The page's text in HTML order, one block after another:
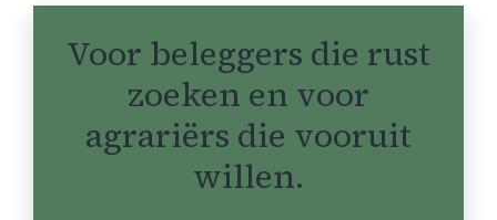
Voor beleggers die rust
zoeken en voor
agrariërs die vooruit
willen.